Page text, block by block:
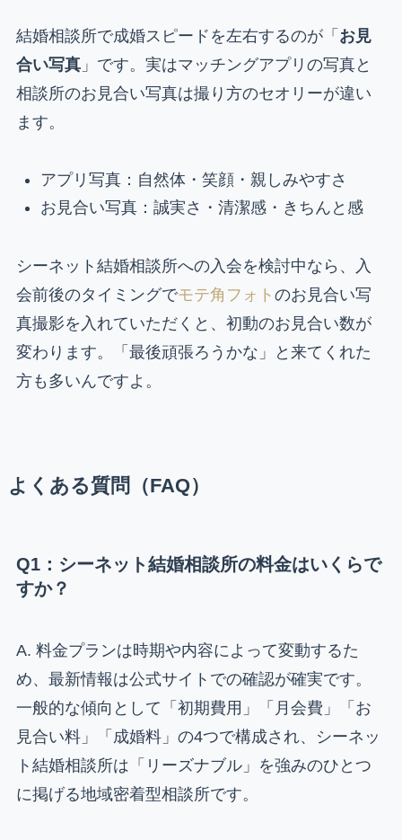
結婚相談所で成婚スピードを左右するのが「 お見
合い写真」です。実はマッチングアプリの写真と
相談所のお見合い写真は撮り方のセオリーが違い
ます。
アプリ写真：自然体・笑顔・親しみやすさ
お見合い写真：誠実さ・清潔感・きちんと感
シーネット結婚相談所への入会を検討中なら、入
会前後のタイミングでモテ角フォト のお見合い写
真撮影を入れていただくと、初動のお見合い数が
変わります。「最後頑張ろうかな」と来てくれた
方も多いんですよ。
よくある質問（FAQ）
Q1：シーネット結婚相談所の料金はいくらで
すか？
A. 料金プランは時期や内容によって変動するた
め、最新情報は公式サイトでの確認が確実です。
一般的な傾向として「初期費用」「月会費」「お
見合い料」「成婚料」の4つで構成され、シーネッ
ト結婚相談所は「リーズナブル」を強みのひとつ
に掲げる地域密着型相談所です。